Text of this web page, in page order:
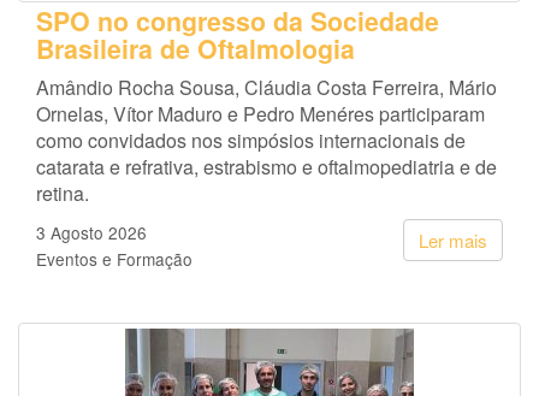
SPO no congresso da Sociedade
Brasileira de Oftalmologia
Amândio Rocha Sousa, Cláudia Costa Ferreira, Mário
Ornelas, Vítor Maduro e Pedro Menéres participaram
como convidados nos simpósios internacionais de
catarata e refrativa, estrabismo e oftalmopediatria e de
retina.
Ler mais
3 Agosto 2026
Eventos e Formação